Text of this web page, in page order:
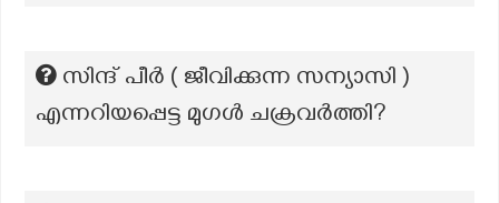
സിന്ദ് പീർ ( ജീവിക്കുന്ന സന്യാസി )
എന്നറിയപ്പെട്ട മുഗൾ ചക്രവർത്തി?